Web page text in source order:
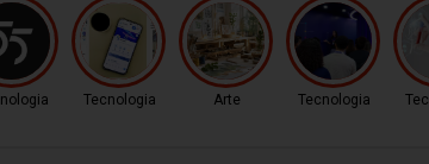
Tecnologia Arte Tecnologia